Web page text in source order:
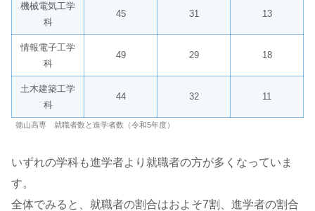
機械電気工学
科
45 31 13
情報電子工学
科
49 29 18
土木建築工学
科
44 32 11
徳山高専 就職者数と進学者数（令和5年度）
いずれの学科も進学者より就職者の方が多くなっていま
す。
全体でみると、就職者の割合はおよそ7割、進学者の割合